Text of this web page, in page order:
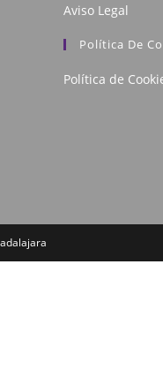
Aviso Legal
Política De
Política de